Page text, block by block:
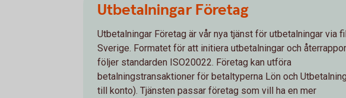
Utbetalningar Företag
Utbetalningar Företag är vår nya tjänst för utbetalningar via
Sverige. Formatet för att initiera utbetalningar och
följer standarden ISO20022. Företag kan utföra
betalningstransaktioner för betaltyperna Lön och
till konto). Tjänsten passar företag som vill ha en mer